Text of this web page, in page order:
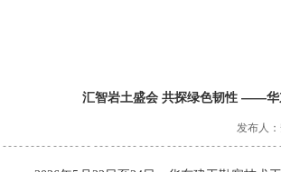
汇智岩土盛会 共探绿色韧性 ——华
发布人